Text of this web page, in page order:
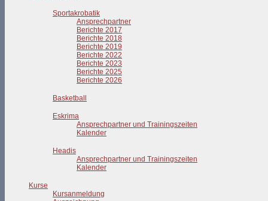
Sportakrobatik
Ansprechpartner
Berichte 2017
Berichte 2018
Berichte 2019
Berichte 2022
Berichte 2023
Berichte 2025
Berichte 2026
Basketball
Eskrima
Ansprechpartner und Trainingszeiten
Kalender
Headis
Ansprechpartner und Trainingszeiten
Kalender
Kurse
Kursanmeldung